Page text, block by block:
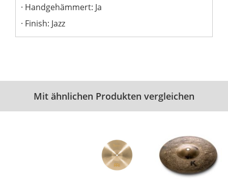
Handgehämmert: Ja
Finish: Jazz
Mit ähnlichen Produkten vergleichen